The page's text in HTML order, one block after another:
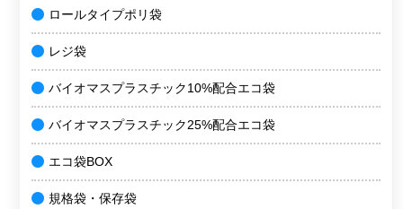
ロールタイプポリ袋
レジ袋
バイオマスプラスチック10%配合エコ袋
バイオマスプラスチック25%配合エコ袋
エコ袋BOX
規格袋・保存袋